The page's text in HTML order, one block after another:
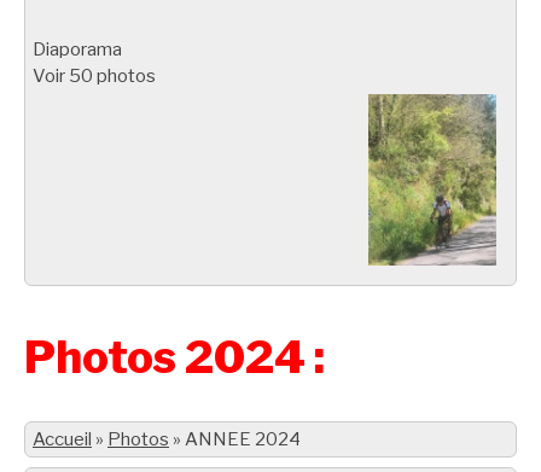
Diaporama
Voir 50 photos
Photos 2024 :
Accueil » Photos » ANNEE 2024